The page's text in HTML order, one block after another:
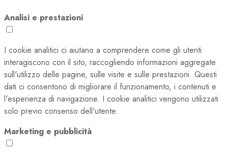
Analisi e prestazioni
I cookie analitici ci aiutano a comprendere come gli utenti
interagiscono con il sito, raccogliendo informazioni aggregate
sull'utilizzo delle pagine, sulle visite e sulle prestazioni. Questi
dati ci consentono di migliorare il funzionamento, i contenuti e
l'esperienza di navigazione. I cookie analitici vengono utilizzati
solo previo consenso dell'utente.
Marketing e pubblicità